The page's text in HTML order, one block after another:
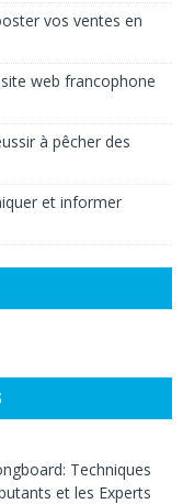
vos ventes en
web francophone
à pêcher des
et informer
Techniques
et les Experts